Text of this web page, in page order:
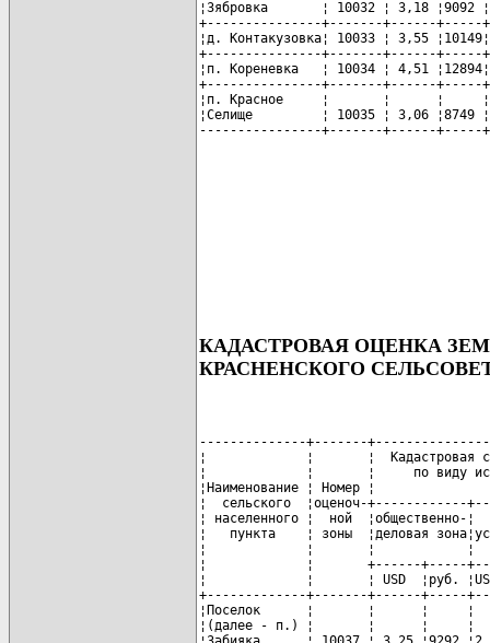
¦Зябровка       ¦ 10032 ¦ 3,18 ¦9092
+---------------+-------+------+-----
¦д. Контакузовка¦ 10033 ¦ 3,55
+---------------+-------+------+-----
¦п. Кореневка   ¦ 10034 ¦ 4,51
+---------------+-------+------+-----
¦п. Красное     ¦       ¦      ¦
¦Селище         ¦ 10035 ¦ 3,06 ¦8749
КАДАСТРОВАЯ ОЦЕНКА
КРАСНЕНСКОГО
--------------+-------
¦             ¦       ¦  Кадастровая
¦             ¦       ¦     по виду
¦Наименование ¦ Номер ¦
¦  сельского  ¦оценоч-
¦ населенного ¦  ной  ¦общественно-
¦   пункта    ¦ зоны  ¦деловая
¦             ¦       ¦            ¦
¦             ¦       +------+-----
¦             ¦       ¦ USD  ¦руб. ¦USD
+-------------+-------+------+-----
¦Поселок      ¦       ¦      ¦
¦(далее - п.) ¦       ¦      ¦